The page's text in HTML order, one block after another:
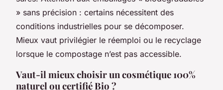
» sans précision : certains nécessitent des
conditions industrielles pour se décomposer.
Mieux vaut privilégier le réemploi ou le recyclage
lorsque le compostage n’est pas accessible.
Vaut-il mieux choisir un cosmétique 100%
naturel ou certifié Bio ?